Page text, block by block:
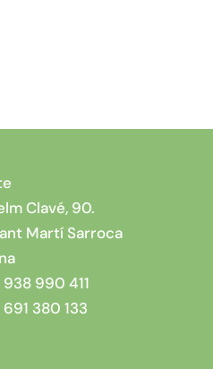
Clavé, 90.
Martí Sarroca
938 990 411
691 380 133